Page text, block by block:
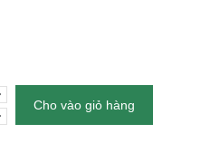
Cho vào giỏ hàng